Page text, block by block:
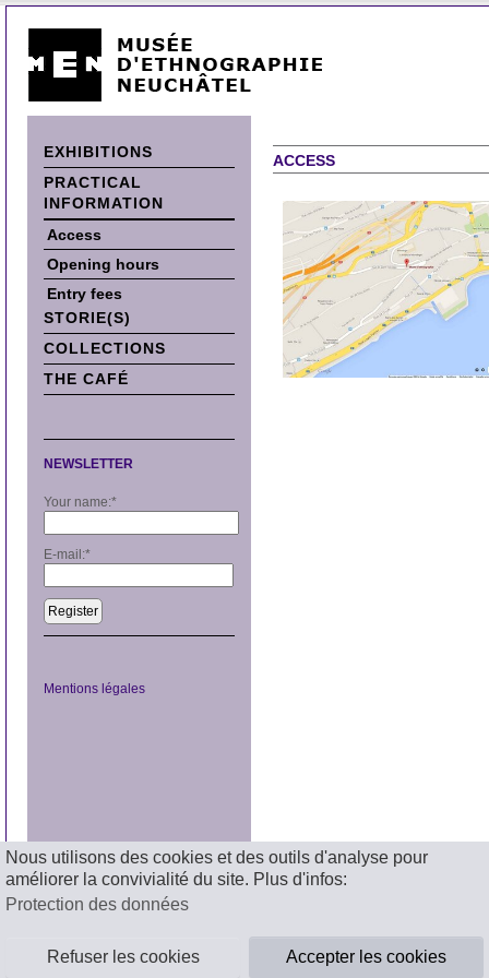
Nous utilisons des cookies et des outils d'analyse pour
améliorer la convivialité du site. Plus d'infos:
Protection des données
Refuser les cookies Accepter les cookies
EXHIBITIONS
PRACTICAL
INFORMATION
Access
Opening hours
Entry fees
STORIE(S)
COLLECTIONS
THE CAFÉ
NEWSLETTER
Your name:*
E-mail:*
Register
Mentions légales
ACCESS